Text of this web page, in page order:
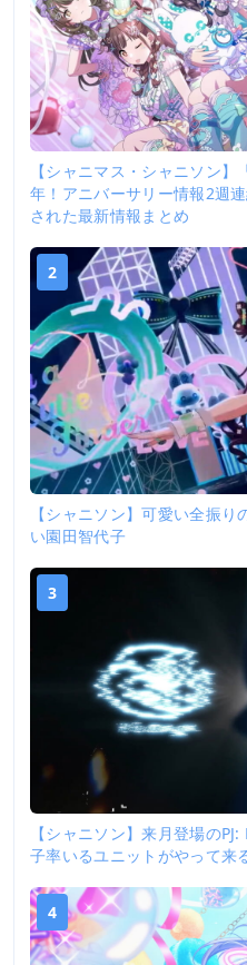
【シャニマス・シャニソン
年！アニバーサリー情報2週
された最新情報まとめ
2
【シャニソン】可愛い全振
い園田智代子
3
【シャニソン】来月登場の
子率いるユニットがやって来
4